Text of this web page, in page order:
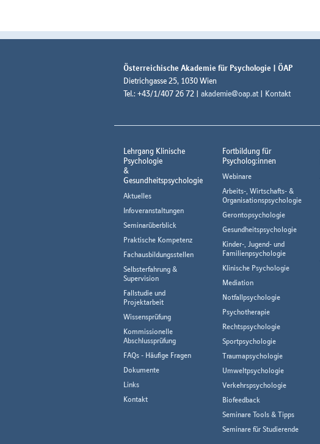
Österreichische Akademie für Psychologie | ÖAP
Dietrichgasse 25, 1030 Wien
Tel.: +43/1/407 26 72 | akademie@oap.at | Kontakt
Lehrgang Klinische
Psychologie
&
Gesundheitspsychologie
Aktuelles
Infoveranstaltungen
Seminarüberblick
Praktische Kompetenz
Fachausbildungsstellen
Selbsterfahrung &
Supervision
Fallstudie und
Projektarbeit
Wissensprüfung
Kommissionelle
Abschlussprüfung
FAQs - Häufige Fragen
Dokumente
Links
Kontakt
Fortbildung für
Psycholog:innen
Webinare
Arbeits-, Wirtschafts- &
Organisationspsychologie
Gerontopsychologie
Gesundheitspsychologie
Kinder-, Jugend- und
Familienpsychologie
Klinische Psychologie
Mediation
Notfallpsychologie
Psychotherapie
Rechtspsychologie
Sportpsychologie
Traumapsychologie
Umweltpsychologie
Verkehrspsychologie
Biofeedback
Seminare Tools & Tipps
Seminare für Studierende